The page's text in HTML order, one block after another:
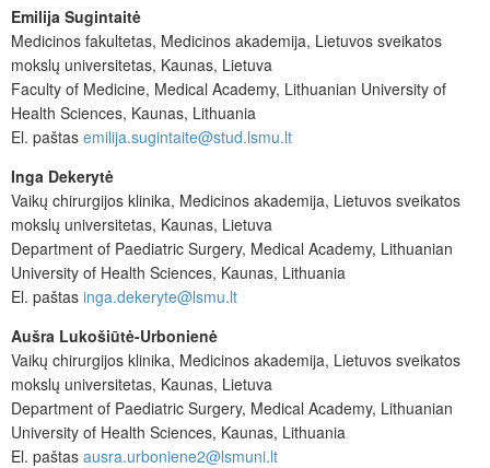
Emilija Sugintaitė
Medicinos fakultetas, Medicinos akademija, Lietuvos sveikatos
mokslų universitetas, Kaunas, Lietuva
Faculty of Medicine, Medical Academy, Lithuanian University of
Health Sciences, Kaunas, Lithuania
El. paštas emilija.sugintaite@stud.lsmu.lt
Inga Dekerytė
Vaikų chirurgijos klinika, Medicinos akademija, Lietuvos sveikatos
mokslų universitetas, Kaunas, Lietuva
Department of Paediatric Surgery, Medical Academy, Lithuanian
University of Health Sciences, Kaunas, Lithuania
El. paštas inga.dekeryte@lsmu.lt
Aušra Lukošiūtė-Urbonienė
Vaikų chirurgijos klinika, Medicinos akademija, Lietuvos sveikatos
mokslų universitetas, Kaunas, Lietuva
Department of Paediatric Surgery, Medical Academy, Lithuanian
University of Health Sciences, Kaunas, Lithuania
El. paštas ausra.urboniene2@lsmuni.lt